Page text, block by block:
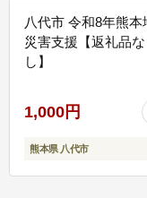
八代市 令和8年熊本
災害支援【返礼品な
し】
1,000円
熊本県 八代市